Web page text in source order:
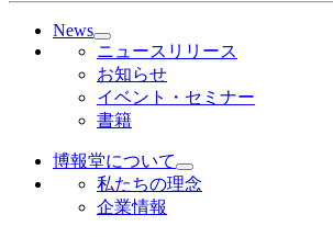
News
ニュースリリース
お知らせ
イベント・セミナー
書籍
博報堂について
私たちの理念
企業情報